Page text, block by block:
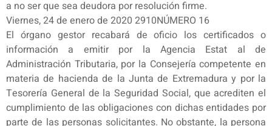
a no ser que sea deudora por resolución firme.
Viernes, 24 de enero de 2020 2910NÚMERO 16
El órgano gestor recabará de oficio los certificados o
información a emitir por la Agencia Estat al de
Administración Tributaria, por la Consejería competente en
materia de hacienda de la Junta de Extremadura y por la
Tesorería General de la Seguridad Social, que acrediten el
cumplimiento de las obligaciones con dichas entidades por
parte de las personas solicitantes. No obstante, la persona